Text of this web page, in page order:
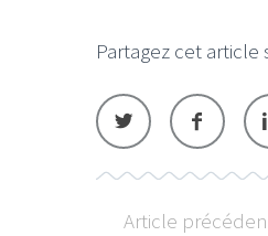
Partagez cet article
Article